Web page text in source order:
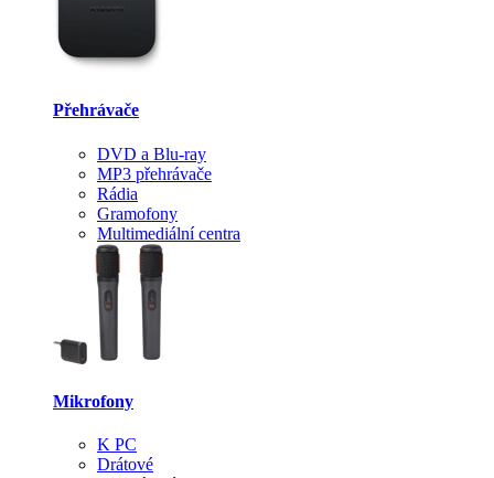
Přehrávače
DVD a Blu-ray
MP3 přehrávače
Rádia
Gramofony
Multimediální centra
Mikrofony
K PC
Drátové